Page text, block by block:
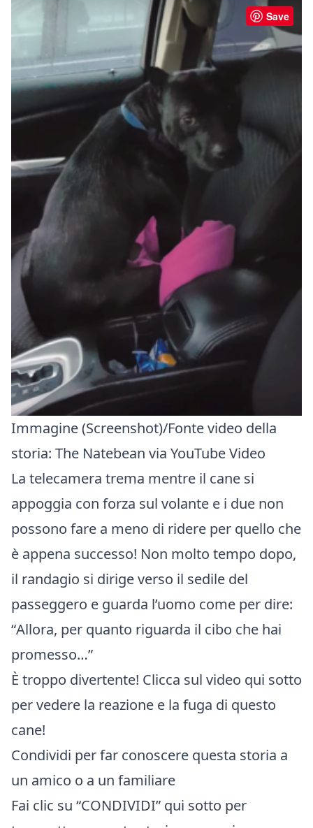
Save
Immagine (Screenshot)/Fonte video della
storia: The Natebean via YouTube Video
La telecamera trema mentre il cane si
appoggia con forza sul volante e i due non
possono fare a meno di ridere per quello che
è appena successo! Non molto tempo dopo,
il randagio si dirige verso il sedile del
passeggero e guarda l’uomo come per dire:
“Allora, per quanto riguarda il cibo che hai
promesso…”
È troppo divertente! Clicca sul video qui sotto
per vedere la reazione e la fuga di questo
cane!
Condividi per far conoscere questa storia a
un amico o a un familiare
Fai clic su “CONDIVIDI” qui sotto per